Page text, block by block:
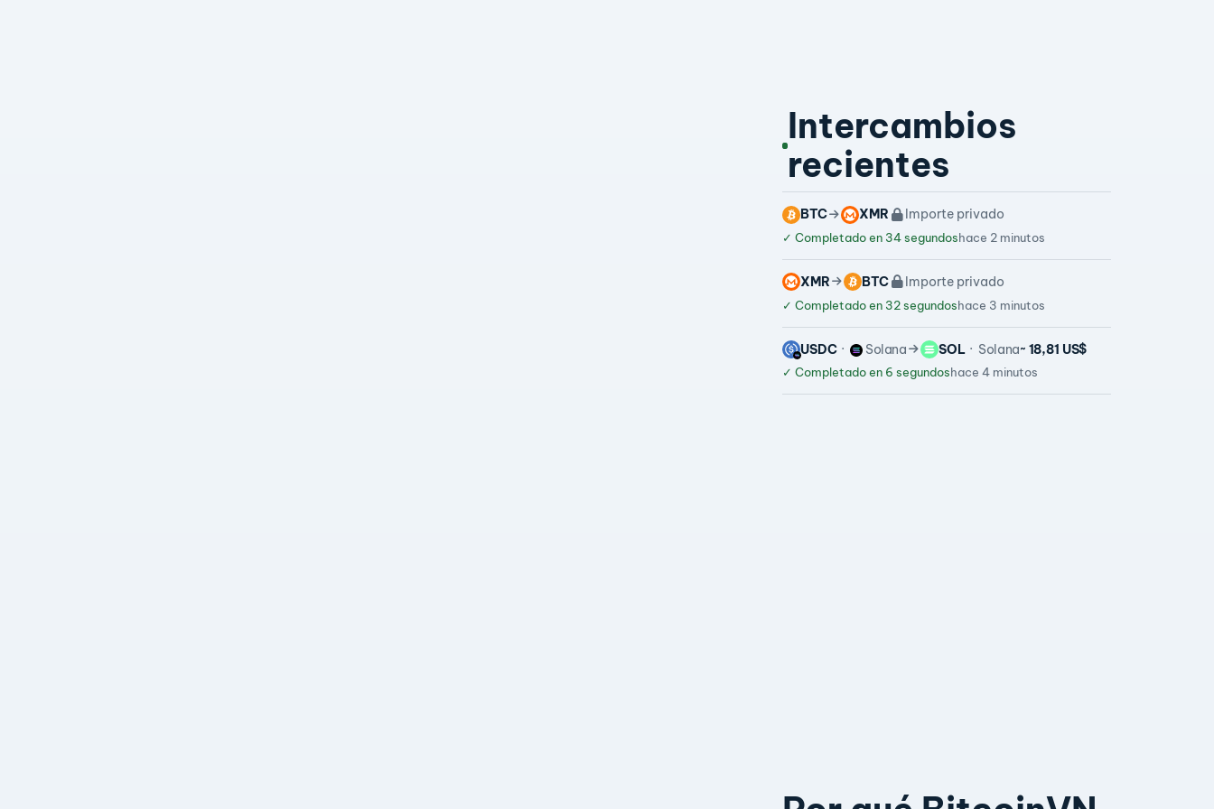
Intercambios
recientes
BTC XMR Importe privado
✓ Completado en 34 segundoshace 2 minutos
XMR BTC Importe privado
✓ Completado en 32 segundoshace 3 minutos
USDC Solana SOL Solana~ 18,81 US$
✓ Completado en 6 segundoshace 4 minutos